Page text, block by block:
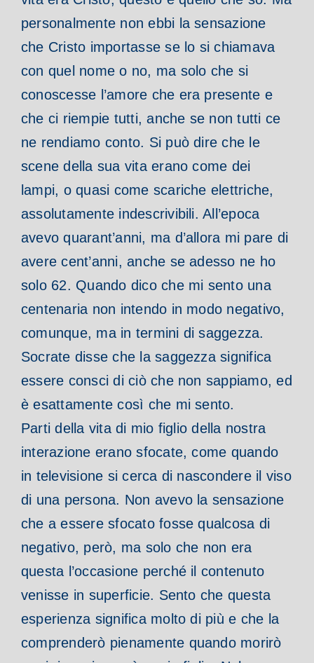
personalmente non ebbi la sensazione
che Cristo importasse se lo si chiamava
con quel nome o no, ma solo che si
conoscesse l’amore che era presente e
che ci riempie tutti, anche se non tutti ce
ne rendiamo conto. Si può dire che le
scene della sua vita erano come dei
lampi, o quasi come scariche elettriche,
assolutamente indescrivibili. All’epoca
avevo quarant’anni, ma d’allora mi pare di
avere cent’anni, anche se adesso ne ho
solo 62. Quando dico che mi sento una
centenaria non intendo in modo negativo,
comunque, ma in termini di saggezza.
Socrate disse che la saggezza significa
essere consci di ciò che non sappiamo, ed
è esattamente così che mi sento.
Parti della vita di mio figlio della nostra
interazione erano sfocate, come quando
in televisione si cerca di nascondere il viso
di una persona. Non avevo la sensazione
che a essere sfocato fosse qualcosa di
negativo, però, ma solo che non era
questa l’occasione perché il contenuto
venisse in superficie. Sento che questa
esperienza significa molto di più e che la
comprenderò pienamente quando morirò